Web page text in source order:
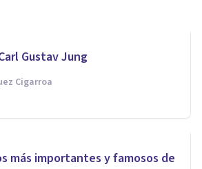
Gustav Jung
Cigarroa
más importantes y famosos de
según Carl